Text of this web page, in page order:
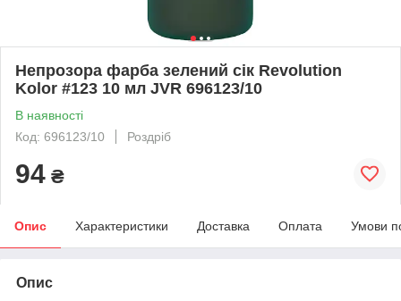
Непрозора фарба зелений сік Revolution
Kolor #123 10 мл JVR 696123/10
В наявності
Код: 696123/10
Роздріб
94 ₴
Опис Характеристики Доставка Оплата Умови
Опис